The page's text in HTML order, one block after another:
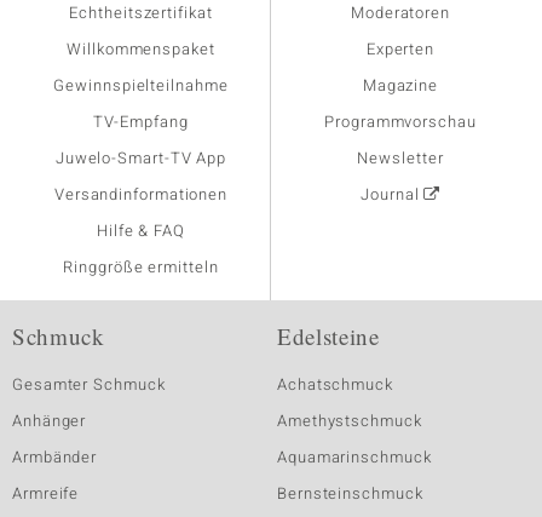
Echtheitszertifikat
Willkommenspaket
Gewinnspielteilnahme
TV-Empfang
Juwelo-Smart-TV App
Versandinformationen
Hilfe & FAQ
Ringgröße ermitteln
Moderatoren
Experten
Magazine
Programmvorschau
Newsletter
Journal
Schmuck
Gesamter Schmuck
Anhänger
Armbänder
Armreife
Edelsteine
Achatschmuck
Amethystschmuck
Aquamarinschmuck
Bernsteinschmuck